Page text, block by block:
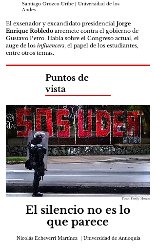
Santiago Orozco Uribe | Universidad de los
Andes
El exsenador y excandidato presidencial Jorge
Enrique Robledo arremete contra el gobierno de
Gustavo Petro. Habla sobre el Congreso actual, el
auge de los influencers, el papel de los estudiantes,
entre otros temas.
Puntos de
vista
Foto: Fredy Henao
El silencio no es lo
que parece
Nicolás Echeverri Martínez | Universidad de Antioquia